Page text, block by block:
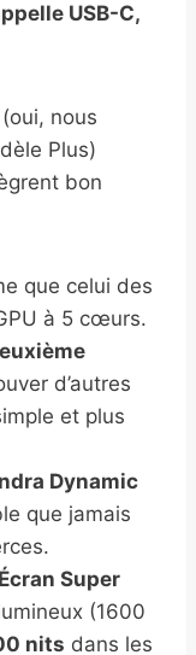
USB-C,
(oui, nous
Plus)
bon
que celui des
à 5 cœurs.
d’autres
et plus
Dynamic
que jamais
Écran Super
(1600
nits dans les